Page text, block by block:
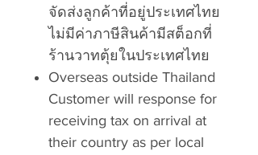
จัดส่งลูกค้าที่อยู่ประเทศไทย
ไม่มีค่าภาษีสินค้ามีสต็อกที่
ร้านวาทตุ้ยในประเทศไทย
Overseas outside Thailand
Customer will response for
receiving tax on arrival at
their country as per local